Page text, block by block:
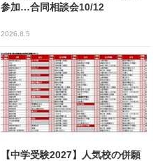
参加…合同相談会10/12
2026.8.5
【中学受験2027】人気校の併願